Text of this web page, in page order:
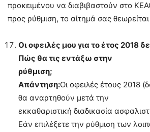
προκειμένου να διαβιβαστούν στο
προς ρύθμιση, το αίτημά σας
Οι οφειλές μου για το έτος 2018
Πώς θα τις εντάξω στην
ρύθμιση;
Απάντηση:Οι οφειλές έτους 2018
θα αναρτηθούν μετά την
εκκαθαριστική διαδικασία
Εάν επιλέξετε την ρύθμιση των